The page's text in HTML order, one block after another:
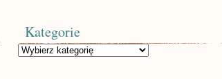
Kategorie
Kategorie